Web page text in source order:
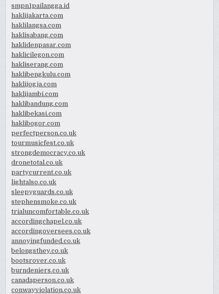
smpn1pailangga.id
haklijakarta.com
haklilangsa.com
haklisabang.com
haklidenpasar.com
haklicilegon.com
hakliserang.com
haklibengkulu.com
haklijogja.com
haklijambi.com
haklibandung.com
haklibekasi.com
haklibogor.com
perfectperson.co.uk
tourmusicfest.co.uk
strongdemocracy.co.uk
dronetotal.co.uk
partycurrent.co.uk
lightalso.co.uk
sleepyguards.co.uk
stephensmoke.co.uk
trialuncomfortable.co.uk
accordingchapel.co.uk
accordingoversees.co.uk
annoyingfunded.co.uk
belongsthey.co.uk
bootsrover.co.uk
burndeniers.co.uk
canadaperson.co.uk
conwayviolation.co.uk